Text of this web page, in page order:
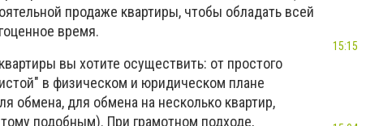
продаже квартиры, чтобы обладать всей
время.
вы хотите осуществить: от простого
в физическом и юридическом плане
обмена, для обмена на несколько квартир,
подобным). При грамотном подходе,
15:15